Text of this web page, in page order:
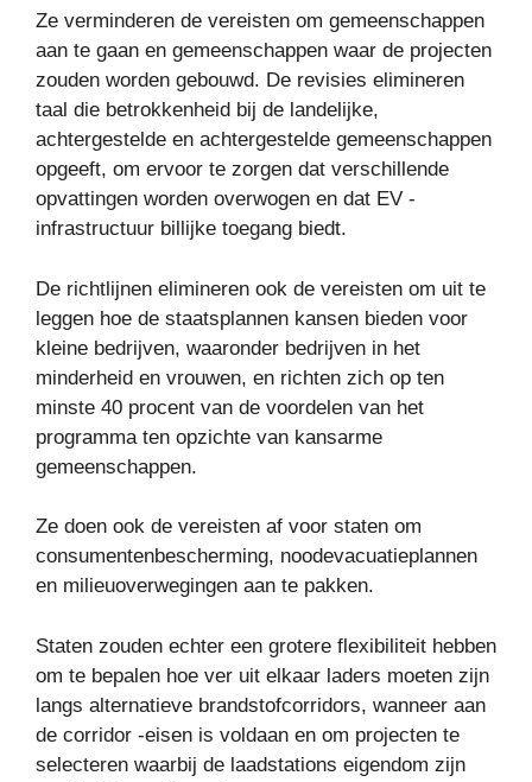
Ze verminderen de vereisten om gemeenschappen
aan te gaan en gemeenschappen waar de projecten
zouden worden gebouwd. De revisies elimineren
taal die betrokkenheid bij de landelijke,
achtergestelde en achtergestelde gemeenschappen
opgeeft, om ervoor te zorgen dat verschillende
opvattingen worden overwogen en dat EV -
infrastructuur billijke toegang biedt.
De richtlijnen elimineren ook de vereisten om uit te
leggen hoe de staatsplannen kansen bieden voor
kleine bedrijven, waaronder bedrijven in het
minderheid en vrouwen, en richten zich op ten
minste 40 procent van de voordelen van het
programma ten opzichte van kansarme
gemeenschappen.
Ze doen ook de vereisten af ​​voor staten om
consumentenbescherming, noodevacuatieplannen
en milieuoverwegingen aan te pakken.
Staten zouden echter een grotere flexibiliteit hebben
om te bepalen hoe ver uit elkaar laders moeten zijn
langs alternatieve brandstofcorridors, wanneer aan
de corridor -eisen is voldaan en om projecten te
selecteren waarbij de laadstations eigendom zijn